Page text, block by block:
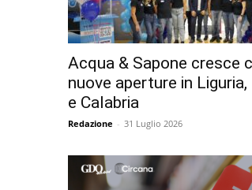
Acqua & Sapone cresce
nuove aperture in
e Calabria
Redazione - 31 Luglio 2026